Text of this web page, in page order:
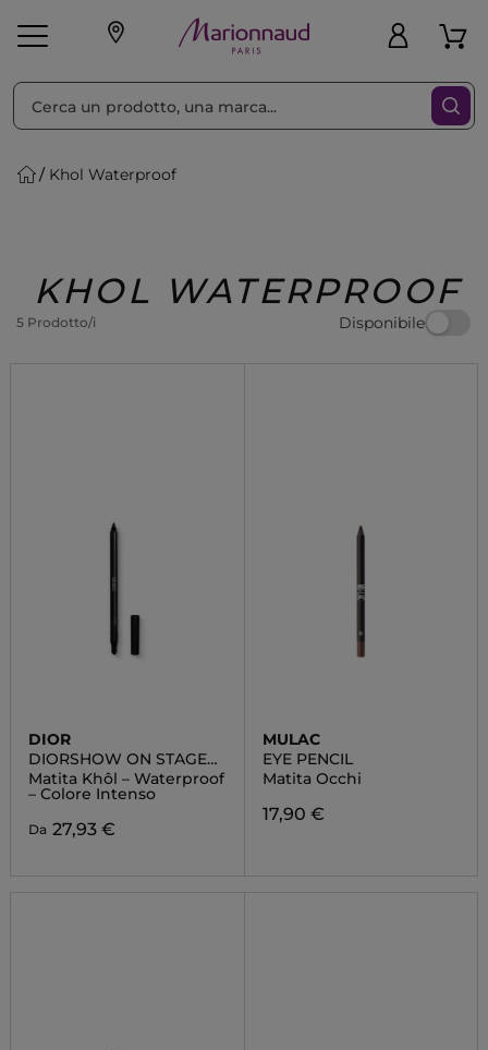
Make-up Profumi
Regalo
Khol Waterproof
KHOL WATERPROOF
5 Prodotto/i Disponibile
Ordina per Filtra
DIOR
DIORSHOW ON STAGE
CRAYON
Matita Khôl – Waterproof
– Colore Intenso
Da 27,93 €
MULAC
EYE PENCIL
Matita Occhi
17,90 €